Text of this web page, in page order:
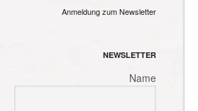
Anmeldung zum Newsletter
NEWSLETTER
Name